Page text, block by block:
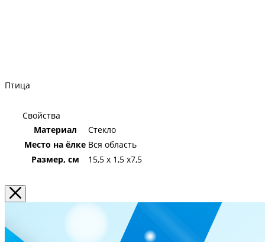
Птица
Свойства
Материал
Стекло
Место на ёлке Вся область
Размер, см
15,5 х 1,5 х7,5